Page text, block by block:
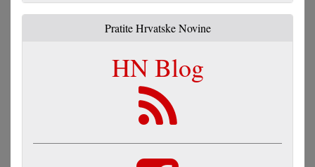
Pratite Hrvatske Novine
HN Blog